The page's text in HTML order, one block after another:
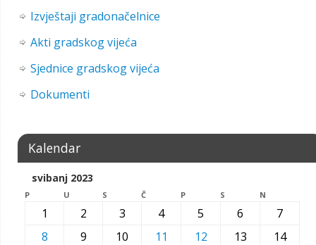
Izvještaji gradonačelnice
Akti gradskog vijeća
Sjednice gradskog vijeća
Dokumenti
Kalendar
svibanj 2023
P U S Č P S N
1 2 3 4 5 6
7
8
9 10 11 12 13
14